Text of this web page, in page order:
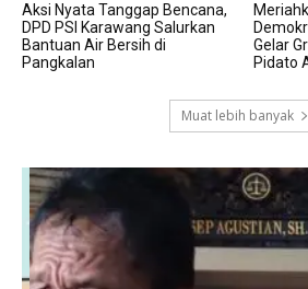
Aksi Nyata Tanggap Bencana,
DPD PSI Karawang Salurkan
Bantuan Air Bersih di
Pangkalan
Gelar
Pidato
Muat lebih banyak